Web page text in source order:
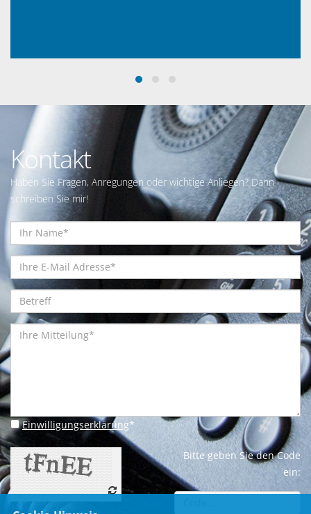
Kontakt
Haben Sie Fragen, Anregungen oder wichtige Anliegen? Dann
schreiben Sie mir!
Einwilligungserklärung*
Bitte geben Sie den Code
ein: